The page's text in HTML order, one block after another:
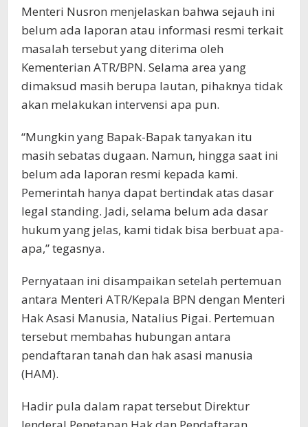
Menteri Nusron menjelaskan bahwa sejauh ini
belum ada laporan atau informasi resmi terkait
masalah tersebut yang diterima oleh
Kementerian ATR/BPN. Selama area yang
dimaksud masih berupa lautan, pihaknya tidak
akan melakukan intervensi apa pun.
“Mungkin yang Bapak-Bapak tanyakan itu
masih sebatas dugaan. Namun, hingga saat ini
belum ada laporan resmi kepada kami.
Pemerintah hanya dapat bertindak atas dasar
legal standing. Jadi, selama belum ada dasar
hukum yang jelas, kami tidak bisa berbuat apa-
apa,” tegasnya.
Pernyataan ini disampaikan setelah pertemuan
antara Menteri ATR/Kepala BPN dengan Menteri
Hak Asasi Manusia, Natalius Pigai. Pertemuan
tersebut membahas hubungan antara
pendaftaran tanah dan hak asasi manusia
(HAM).
Hadir pula dalam rapat tersebut Direktur